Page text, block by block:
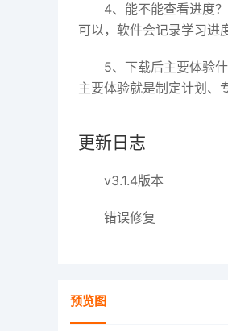
4、能不能查看进度？
可以，软件会记录学习进
5、下载后主要体验什
主要体验就是制定计划、
更新日志
v3.1.4版本
错误修复
预览图